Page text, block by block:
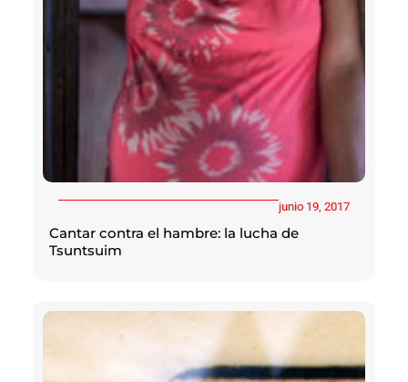
junio 19, 2017
Cantar contra el hambre: la lucha de
Tsuntsuim